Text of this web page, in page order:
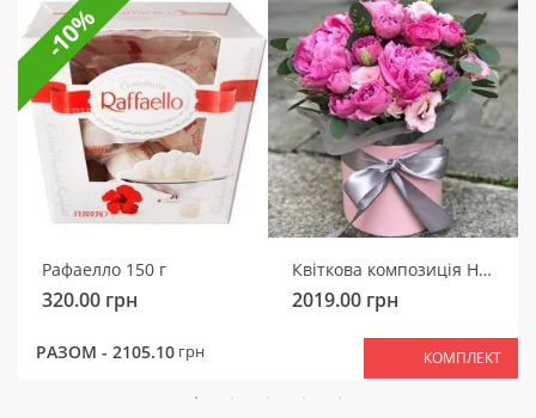
Рафаелло 150 г
320.00 грн
Квіткова композиція Ніжний мотив
2019.00 грн
РАЗОМ - 2105.10 грн КОМПЛЕКТ
-10%